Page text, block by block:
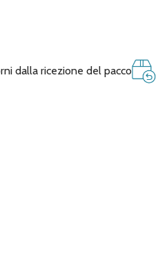
dalla ricezione del pacco